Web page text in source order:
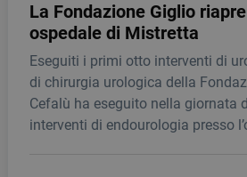
La Fondazione Giglio
ospedale di Mistretta
Eseguiti i primi otto interventi di
di chirurgia urologica della
Cefalù ha eseguito nella giornata
interventi di endourologia presso
per l’attivazione di nuovi percorsi